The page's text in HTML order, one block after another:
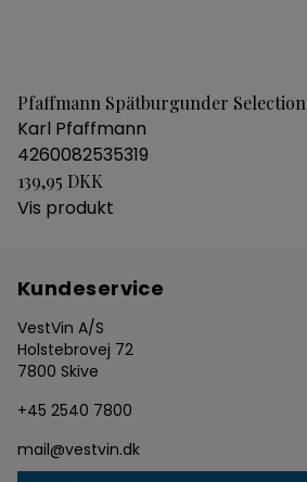
Pfaffmann Spätburgunder Selection
Karl Pfaffmann
4260082535319
139,95 DKK
Vis produkt
Kundeservice
VestVin A/S
Holstebrovej 72
7800 Skive
+45 2540 7800
mail@vestvin.dk